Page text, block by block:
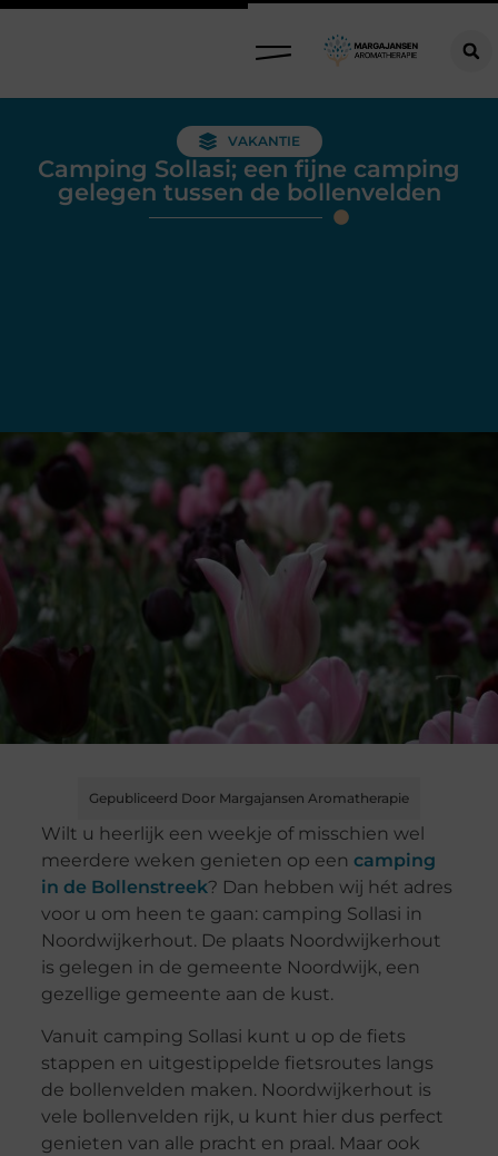
VAKANTIE
Camping Sollasi; een fijne camping
gelegen tussen de bollenvelden
Gepubliceerd Door Margajansen Aromatherapie
Wilt u heerlijk een weekje of misschien wel
meerdere weken genieten op een camping
in de Bollenstreek? Dan hebben wij hét adres
voor u om heen te gaan: camping Sollasi in
Noordwijkerhout. De plaats Noordwijkerhout
is gelegen in de gemeente Noordwijk, een
gezellige gemeente aan de kust.
Vanuit camping Sollasi kunt u op de fiets
stappen en uitgestippelde fietsroutes langs
de bollenvelden maken. Noordwijkerhout is
vele bollenvelden rijk, u kunt hier dus perfect
genieten van alle pracht en praal. Maar ook